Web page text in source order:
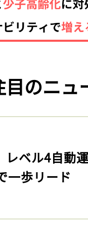
目のニュ
レベル4自動
一歩リード